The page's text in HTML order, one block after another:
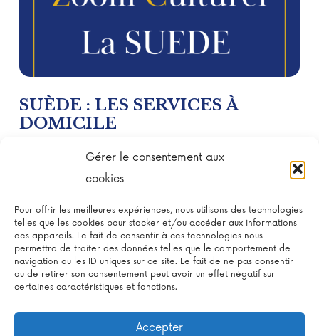
Gérer le consentement aux
cookies
Pour offrir les meilleures expériences, nous utilisons des technologies
telles que les cookies pour stocker et/ou accéder aux informations
des appareils. Le fait de consentir à ces technologies nous
permettra de traiter des données telles que le comportement de
navigation ou les ID uniques sur ce site. Le fait de ne pas consentir
ou de retirer son consentement peut avoir un effet négatif sur
certaines caractéristiques et fonctions.
Accepter
SUÈDE : LES SERVICES À
DOMICILE
En Suède, les services à domicile favorisent le
bien-être, l’autonomie des seniors et
très avancé. Un modèle social basé sur la
confiance et le soutien : En Suède, l’État joue
un rôle essentiel dans l’organisation des
services à domicile. Les familles bénéficient
aides ménagères, repassage,